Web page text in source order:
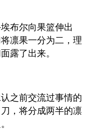
布尔向果篮伸出
凛果一分为二，理
露了出来。
之前交流过事情的
，将分成两半的凛